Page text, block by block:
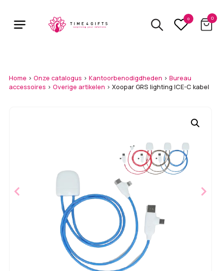
main
0 0
Home > Onze catalogus > Kantoorbenodigdheden > Bureau
accessoires > Overige artikelen > Xoopar GRS lighting ICE-C kabel